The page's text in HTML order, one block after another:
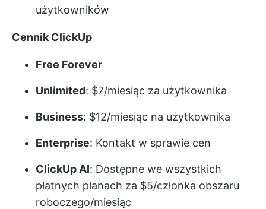
użytkowników
Cennik ClickUp
Free Forever
Unlimited: $7/miesiąc za użytkownika
Business: $12/miesiąc na użytkownika
Enterprise: Kontakt w sprawie cen
ClickUp AI: Dostępne we wszystkich
płatnych planach za $5/członka obszaru
roboczego/miesiąc